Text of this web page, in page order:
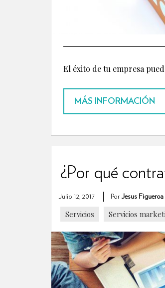
El éxito de tu empresa
MÁS INFORMACIÓN
¿Por qué
Julio 12, 2017 PorJesus Figueroa
Servicios Servicios